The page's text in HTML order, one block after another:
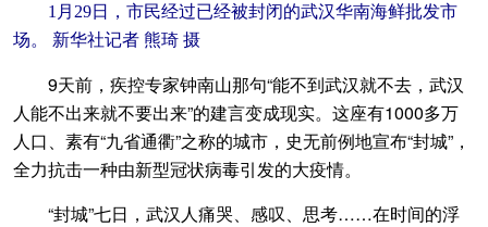
1月29日，市民经过已经被封闭的武汉华南海鲜批发市
场。 新华社记者 熊琦 摄
9天前，疾控专家钟南山那句“能不到武汉就不去，武汉
人能不出来就不要出来”的建言变成现实。这座有1000多万
人口、素有“九省通衢”之称的城市，史无前例地宣布“封城”，
全力抗击一种由新型冠状病毒引发的大疫情。
“封城”七日，武汉人痛哭、感叹、思考……在时间的浮